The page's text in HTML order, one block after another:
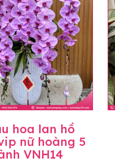
hoa lan hồ
nữ hoàng 5
VNH14